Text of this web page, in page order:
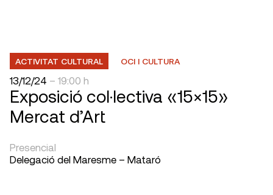
ACTIVITAT CULTURAL OCI I CULTURA
13/12/24 – 19:00 h
Exposició col·lectiva «15×15»
Mercat d’Art
Presencial
Delegació del Maresme – Mataró